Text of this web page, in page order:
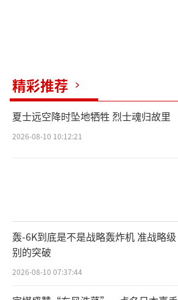
精彩推荐
夏士远空降时坠地牺牲 烈士魂归故里
2026-08-10 10:12:21
轰-6K到底是不是战略轰炸机 准战略级
别的突破
2026-08-10 07:37:44